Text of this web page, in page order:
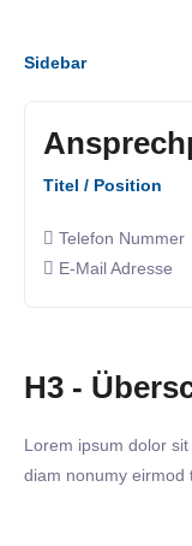
Sidebar
Titel / Position
Telefon Nummer
E-Mail Adresse
H3 -
Lorem ipsum dolor
diam nonumy eirmod